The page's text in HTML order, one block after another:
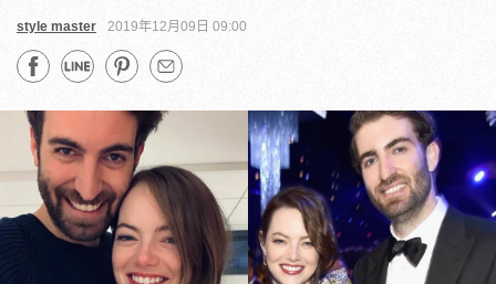
style master 2019年12月09日 09:00